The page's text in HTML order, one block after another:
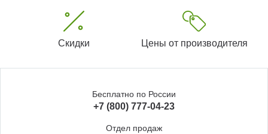
Скидки Цены от производителя
Бесплатно по России
+7 (800) 777-04-23
Отдел продаж